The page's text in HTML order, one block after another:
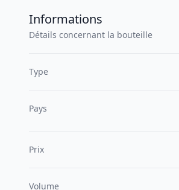
Informations
Détails concernant la bouteille
Type
Pays
Prix
Volume